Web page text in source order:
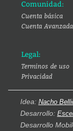
Comunidad:
Cuenta básica
Cuenta Avanzada
Legal:
Terminos de uso
Privacidad
Idea: Nacho
Desarrollo:
Desarrollo